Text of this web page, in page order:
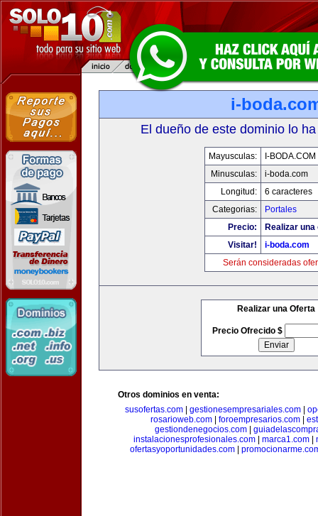
i-
El dueño de este dominio lo
Mayusculas:
I-BODA.COM
Minusculas:
i-boda.com
Longitud:
6 caracteres
Categorias:
Portales
Precio:
Realizar
Visitar!
i-boda.com
Serán consideradas
Realizar una Oferta
Precio Ofrecido $
Otros dominios en venta:
susofertas.com| gestionesempresariales.com|
rosarioweb.com
foroempresarios.com
gestiondenegocios.com
instalacionesprofesionales.com| marca1.com|
ofertasyoportunidades.com